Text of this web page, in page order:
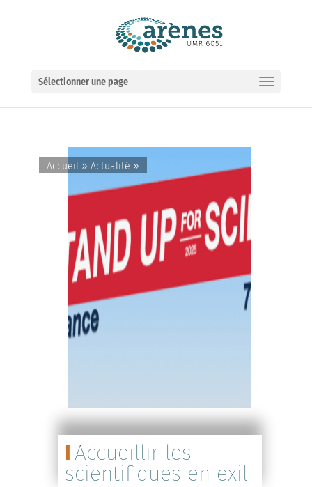
Sélectionner une page
Accueil» Actualité »
Accueillir les
scientifiques en exil